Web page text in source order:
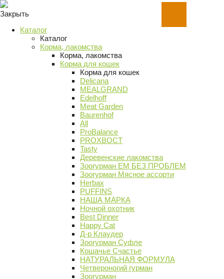
Закрыть
Каталог
Каталог
Корма, лакомства
Корма, лакомства
Корма для кошек
Корма для кошек
Delicana
MEALGRAND
Edelhoff
Meat Garden
Baurenhof
All
ProBalance
PROХВОСТ
Tasty
Деревенские лакомства
Зоогурман ЕМ БЕЗ ПРОБЛЕМ
Зоогурман Мясное ассорти
Herbax
PUFFINS
НАША МАРКА
Ночной охотник
Best Dinner
Happy Cat
Д-р Клаудер
Зоогурман Суфле
Кошачье Счастье
НАТУРАЛЬНАЯ ФОРМУЛА
Четвероногий гурман
Зоогурман